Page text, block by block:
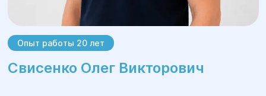
Опыт работы 20 лет
Свисенко Олег Викторович